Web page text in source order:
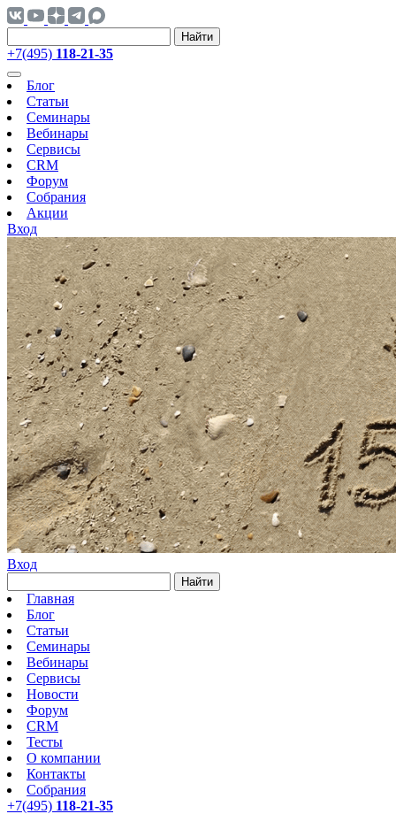
Найти
+7(495) 118-21-35
Блог
Статьи
Семинары
Вебинары
Сервисы
CRM
Форум
Собрания
Акции
Вход
Вход
Найти
Главная
Блог
Статьи
Семинары
Вебинары
Сервисы
Новости
Форум
CRM
Тесты
О компании
Контакты
Собрания
+7(495) 118-21-35